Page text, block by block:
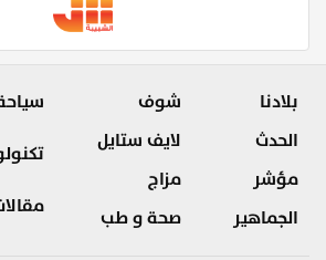
بلادنا
الحدث
مؤشر
الجماهير
شوف
لايف ستايل
مزاج
صحة و طب